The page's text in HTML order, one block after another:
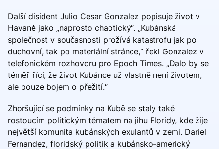
Další disident Julio Cesar Gonzalez popisuje život v
Havaně jako „naprosto chaotický“. „Kubánská
společnost v současnosti prožívá katastrofu jak po
duchovní, tak po materiální stránce,“ řekl Gonzalez v
telefonickém rozhovoru pro Epoch Times. „Dalo by se
téměř říci, že život Kubánce už vlastně není životem,
ale pouze bojem o přežití.“
Zhoršující se podmínky na Kubě se staly také
rostoucím politickým tématem na jihu Floridy, kde žije
největší komunita kubánských exulantů v zemi. Dariel
Fernandez, floridský politik a kubánsko-americký